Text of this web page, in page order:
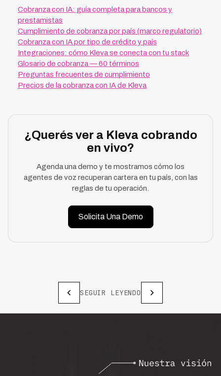
Cobranza con IA: guía completa para bancos y
prestamistas
Cumplimiento de cobranza por país (marco regulatorio)
Cobranza con IA por tipo de crédito y país
Integraciones: cómo Kleva se conecta con tu stack
Glosario de cobranza — 60 términos
Preguntas frecuentes de cumplimiento
Precios de la cobranza con IA de Kleva
¿Querés ver a Kleva cobrando
en vivo?
Agenda una demo y te mostramos cómo los
agentes de voz recuperan cartera en tu país, con las
reglas de tu operación.
Solicita Una Demo
SEGUIR LEYENDO